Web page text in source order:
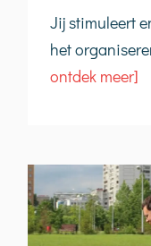
Jij stimuleert
het
ontdek meer]